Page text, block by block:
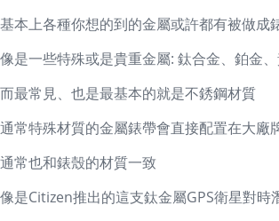
基本上各種你想的到的金屬或許都有被做成
像是一些特殊或是貴重金屬: 鈦合金、鉑金
而最常見、也是最基本的就是不銹鋼材質
通常特殊材質的金屬錶帶會直接配置在大廠
通常也和錶殼的材質一致
像是Citizen推出的這支鈦金屬GPS衛星對時